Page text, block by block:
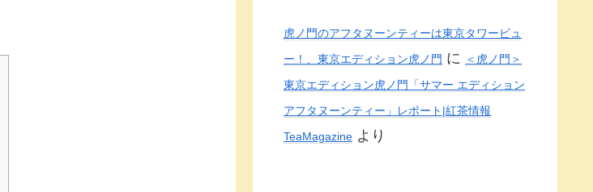
虎ノ門のアフタヌーンティーは東京タワービュ
ー！、東京エディション虎ノ門 に ＜虎ノ門＞
東京エディション虎ノ門「サマー エディション
アフタヌーンティー」レポート|紅茶情報
TeaMagazine より